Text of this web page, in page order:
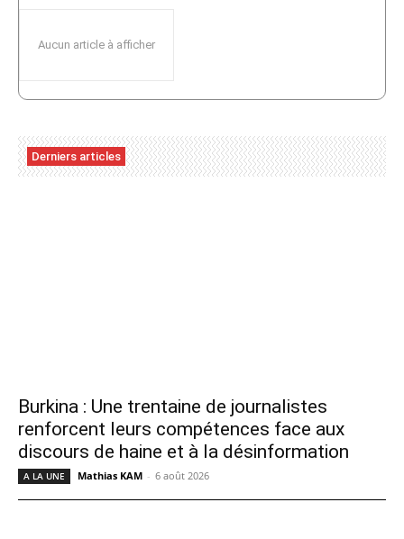
Aucun article à afficher
Derniers articles
Burkina : Une trentaine de journalistes
renforcent leurs compétences face aux
discours de haine et à la désinformation
A LA UNE Mathias KAM - 6 août 2026